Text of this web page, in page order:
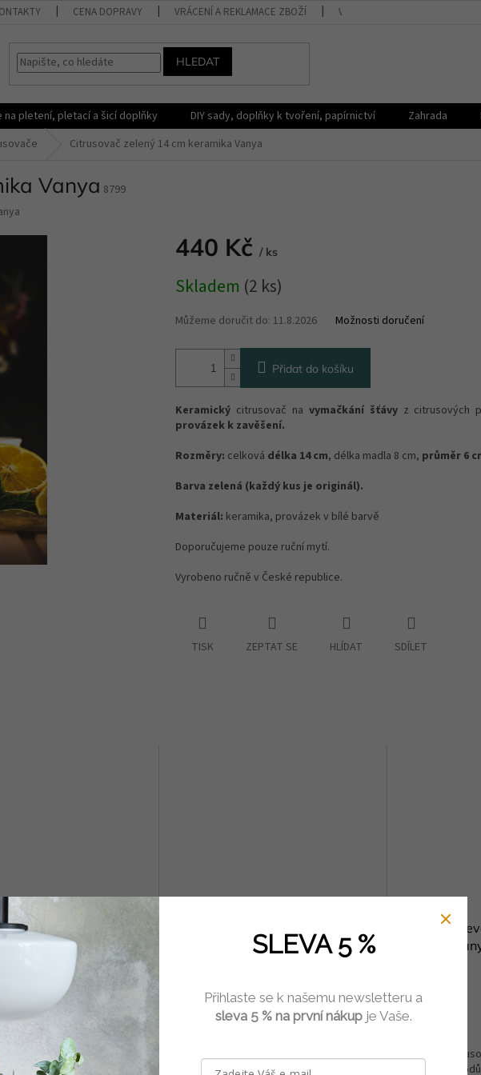
CENA DOPRAVY VRÁCENÍ A REKLAMACE ZBOŽÍ VŠEOBECNÉ OBCHODNÍ
HLEDAT
na pletení, pletací a šicí doplňky DIY sady, doplňky k tvoření, papírnictví Zahrada
Citrusovač zelený 14 cm keramika Vanya
Vanya 8799
440 Kč / ks
cena:
Skladem (2 ks)
Můžeme doručit do: 11.8.2026 Možnosti doručení
Přidat do košíku
Keramický citrusovač na vymačkání šťávyz citrusových
provázek k zavěšení.
Rozměry: celková délka 14 cm, délka madla 8 cm, průměr 6
Barva zelená (každý kus je originál).
Materiál: keramika, provázek v bílé barvě
Doporučujeme pouze ruční mytí.
Vyrobeno ručně v České republice.
TISK ZEPTAT SE HLÍDAT SDÍLET
hnědý 14 cm keramika
Skladem (2 ks)
Do košíku
na vymačkání šťávy z
využijete během
keramika Vanya 21 cm
1 390 Kč Do košíku
Součástí lampy je tácek na čajovou svíčku a
Citrusovač
keramika
440 Kč
Keramický
citrusových
SLEVA 5 %
Přihlaste se k našemu newsletteru a
sleva 5 % na první nákupje Vaše.